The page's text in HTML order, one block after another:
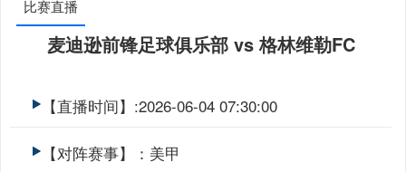
比赛直播
麦迪逊前锋足球俱乐部 vs 格林维勒FC
【直播时间】:2026-06-04 07:30:00
【对阵赛事】：美甲